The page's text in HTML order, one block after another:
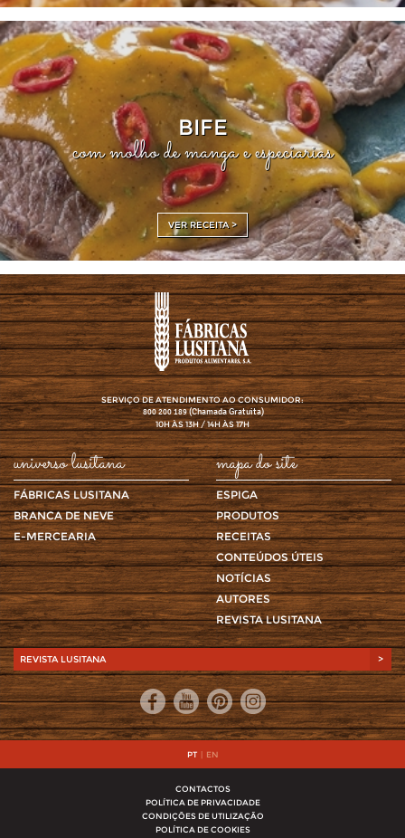
BIFE
com molho de manga e especiarias
VER RECEITA >
SERVIÇO DE ATENDIMENTO AO CONSUMIDOR:
800 200 189(Chamada Gratuita)
10H ÀS 13H / 14H ÀS 17H
universo lusitana
FÁBRICAS LUSITANA
BRANCA DE NEVE
E-MERCEARIA
mapa do site
ESPIGA
PRODUTOS
RECEITAS
CONTEÚDOS ÚTEIS
NOTÍCIAS
AUTORES
REVISTA LUSITANA
REVISTA LUSITANA >
PT | EN
CONTACTOS
POLÍTICA DE PRIVACIDADE
CONDIÇÕES DE UTILIZAÇÃO
POLÍTICA DE COOKIES